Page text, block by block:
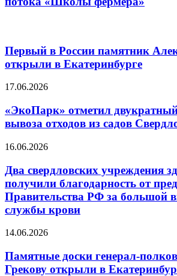
Первый в России памятник
открыли в Екатеринбурге
17.06.2026
«ЭкоПарк» отметил
вывоза отходов из садов
16.06.2026
Два свердловских учреждения
получили благодарность от
Правительства РФ за большой
службы крови
14.06.2026
Памятные доски генерал-
Грекову открыли в